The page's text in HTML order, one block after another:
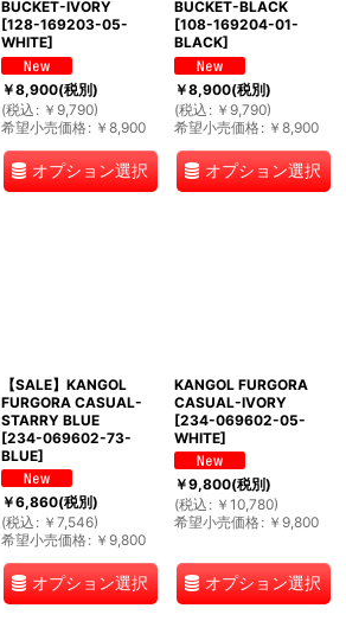
BUCKET-IVORY
[128-169203-05-
WHITE]
￥8,900(税別)
(税込 : ￥ 9,790)
希望小売価格: ￥ 8,900
オプション選択
BUCKET-BLACK
[108-169204-01-
BLACK]
￥8,900(税別)
(税込 : ￥ 9,790)
希望小売価格: ￥ 8,900
オプション選択
【SALE】KANGOL
FURGORA CASUAL-
STARRY BLUE
[234-069602-73-
BLUE]
￥6,860(税別)
(税込 : ￥ 7,546)
希望小売価格: ￥ 9,800
オプション選択
KANGOL FURGORA
CASUAL-IVORY
[234-069602-05-
WHITE]
￥9,800(税別)
(税込 : ￥ 10,780)
希望小売価格: ￥ 9,800
オプション選択